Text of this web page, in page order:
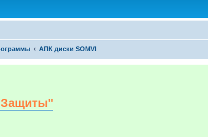
АПК диски SOMVI
Защиты"